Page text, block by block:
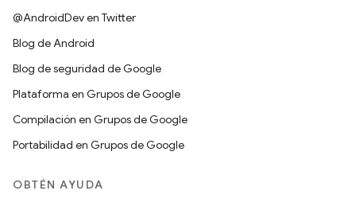
@AndroidDev en Twitter
Blog de Android
Blog de seguridad de Google
Plataforma en Grupos de Google
Compilación en Grupos de Google
Portabilidad en Grupos de Google
OBTÉN AYUDA